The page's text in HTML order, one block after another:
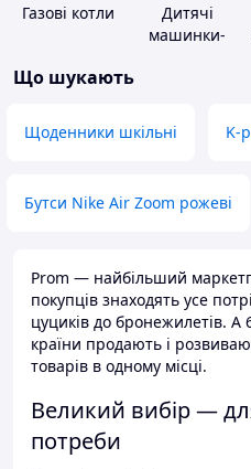
Газові котли
Дитячі
машинки-
Що шукають
Щоденники шкільні K-
Бутси Nike Air Zoom рожеві
Prom — найбільший
покупців знаходять усе
цуциків до бронежилетів. А
країни продають і
товарів в одному місці.
Великий вибір —
потреби